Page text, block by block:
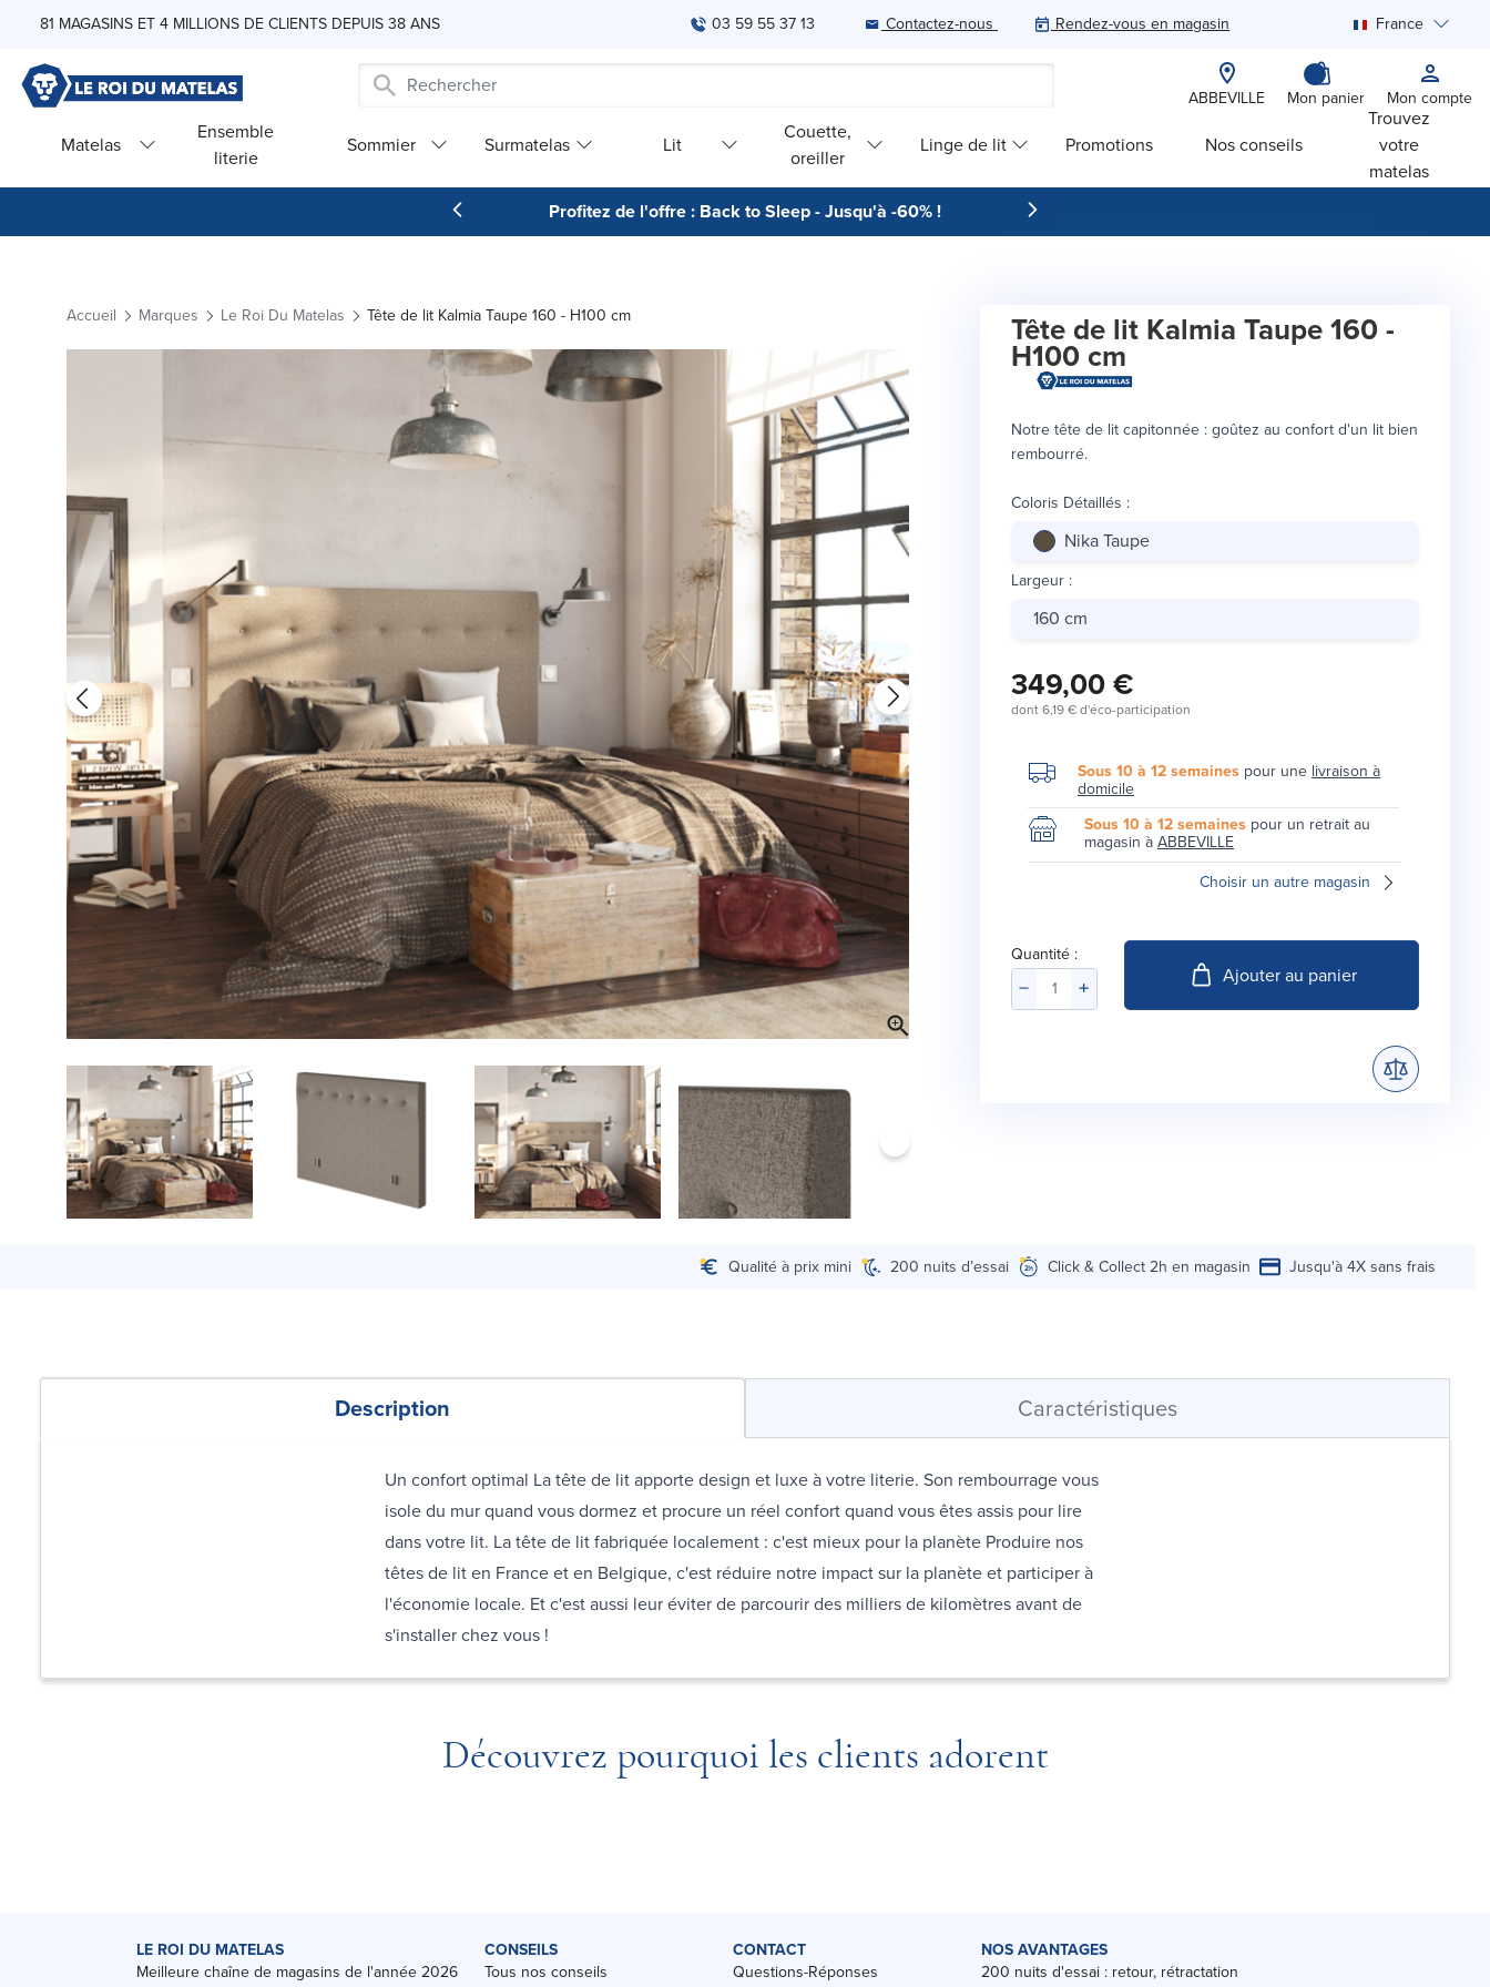
Skip to Content
81 MAGASINS ET 4 MILLIONS DE CLIENTS DEPUIS 38 ANS 03 59 55 37 13 Contactez-nous Rendez-vous en magasin France
ABBEVILLE Mon panier Mon compte
Matelas
Ensemble
literie
Sommier Surmatelas Lit
Couette,
oreiller
Linge de lit Promotions Nos conseils
Trouvez
votre
matelas
Profitez de l'offre : Back to Sleep - Jusqu'à -60% !
Accueil Marques Le Roi Du Matelas Tête de lit Kalmia Taupe 160 - H100 cm Tête de lit Kalmia Taupe 160 -
H100 cm
Notre tête de lit capitonnée : goûtez au confort d'un lit bien
rembourré.
Coloris Détaillés :
Nika Taupe
Largeur :
160 cm
349,00 €
dont6,19 €d'éco-participation
Sous 10 à 12 semaines pour unelivraison à
domicile
Sous 10 à 12 semaines pour un retrait au
magasin àABBEVILLE
Choisir un autre magasin
Quantité :
Ajouter au panier
Qualité à prix mini 200 nuits d’essai Click & Collect 2h en magasin Jusqu'à 4X sans frais
Description Caractéristiques
Un confort optimal La tête de lit apporte design et luxe à votre literie. Son rembourrage vous
isole du mur quand vous dormez et procure un réel confort quand vous êtes assis pour lire
dans votre lit. La tête de lit fabriquée localement : c'est mieux pour la planète Produire nos
têtes de lit en France et en Belgique, c'est réduire notre impact sur la planète et participer à
l'économie locale. Et c'est aussi leur éviter de parcourir des milliers de kilomètres avant de
s'installer chez vous !
Découvrez pourquoi les clients adorent
LE ROI DU MATELAS
Meilleure chaîne de magasins de l'année 2026
CONSEILS
Tous nos conseils
CONTACT
Questions-Réponses
NOS AVANTAGES
200 nuits d'essai : retour, rétractation